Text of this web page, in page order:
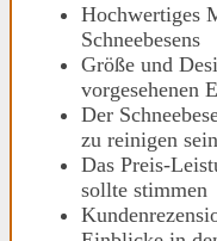
Hochwertiges
Schneebesens
Größe und
vorgesehenen
Der
zu reinigen sein
Das Preis-
sollte stimmen